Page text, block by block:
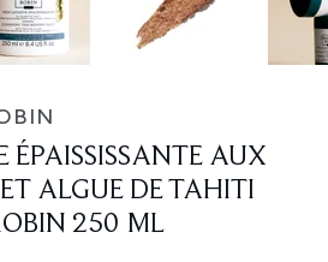
ÉPAISSISSANTE AUX
ALGUE DE TAHITI
250 ML